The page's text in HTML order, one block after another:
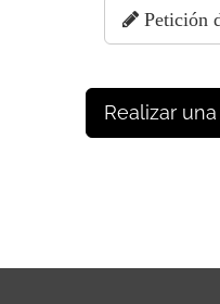
Petición
Realizar